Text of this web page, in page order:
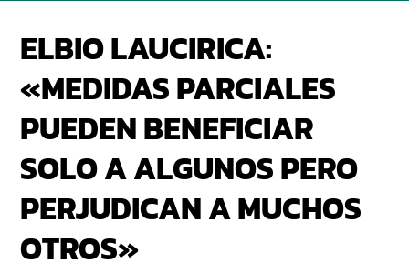
ELBIO LAUCIRICA:
«MEDIDAS PARCIALES
PUEDEN BENEFICIAR
SOLO A ALGUNOS PERO
PERJUDICAN A MUCHOS
OTROS»